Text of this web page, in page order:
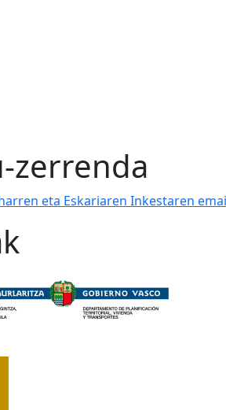
zerrenda
eta Eskariaren Inkestaren